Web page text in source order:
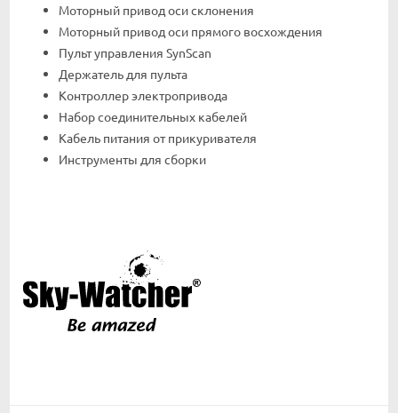
Моторный привод оси склонения
Моторный привод оси прямого восхождения
Пульт управления SynScan
Держатель для пульта
Контроллер электропривода
Набор соединительных кабелей
Кабель питания от прикуривателя
Инструменты для сборки